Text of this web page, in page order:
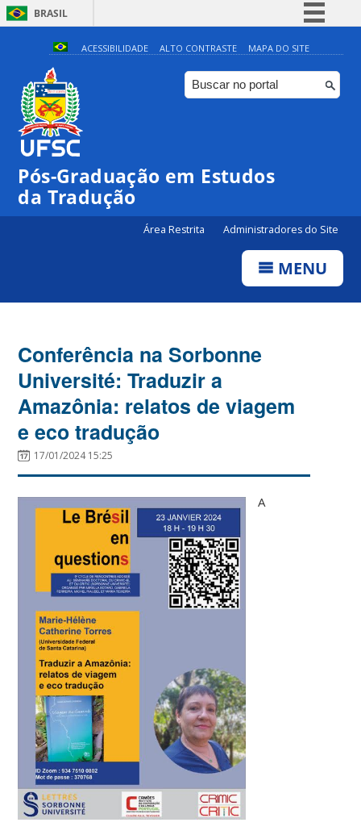
BRASIL
Simplifique!
Comunica BR
Participe
Canais
ACESSIBILIDADE ALTO CONTRASTE MAPA DO SITE
Pós-Graduação em Estudos
da Tradução
Área Restrita Administradores do Site
MENU
Conferência na Sorbonne
Université: Traduzir a
Amazônia: relatos de viagem
e eco tradução
17/01/2024 15:25
A